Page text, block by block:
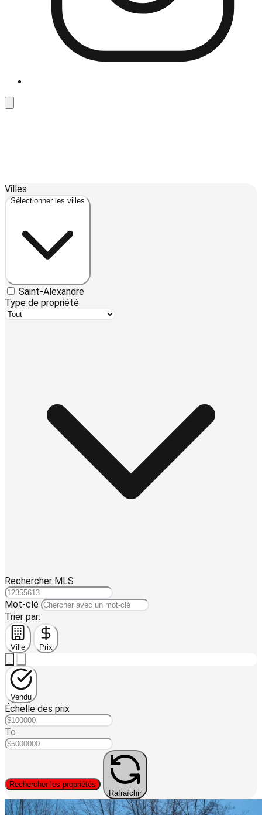
+
Villes
Sélectionner les villes
Saint-Alexandre
Type de propriété
Rechercher MLS
Mot-clé
Trier par:
Ville Prix
Vendu
Échelle des prix
To
Rechercher les propriétés
Rafraîchir